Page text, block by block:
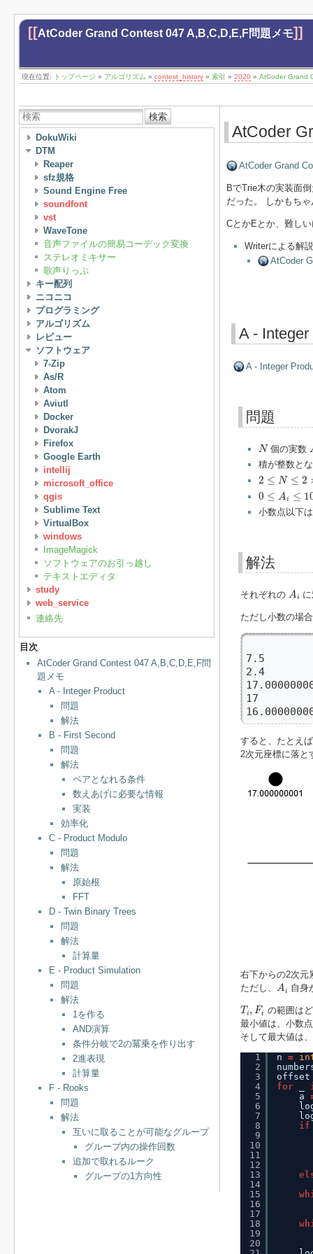
[[AtCoder Grand Contest 047 A,B,C,D,E,F問題メモ]]
現在位置: トップページ » アルゴリズム » contest_history » 索引 » 2020 » AtCoder Grand
検索
DokuWiki
DTM
Reaper
sfz規格
Sound Engine Free
soundfont
vst
WaveTone
音声ファイルの簡易コーデック変換
ステレオミキサー
歌声りっぷ
キー配列
ニコニコ
プログラミング
アルゴリズム
レビュー
ソフトウェア
7-Zip
As/R
Atom
Aviutl
Docker
DvorakJ
Firefox
Google Earth
intellij
microsoft_office
qgis
Sublime Text
VirtualBox
windows
ImageMagick
ソフトウェアのお引っ越し
テキストエディタ
study
web_service
連絡先
目次
AtCoder Grand Contest 047 A,B,C,D,E,F問
題メモ
A - Integer Product
問題
解法
B - First Second
問題
解法
ペアとなれる条件
数えあげに必要な情報
実装
効率化
C - Product Modulo
問題
解法
原始根
FFT
D - Twin Binary Trees
問題
解法
計算量
E - Product Simulation
問題
解法
1を作る
AND演算
条件分岐で2の冪乗を作り出す
2進表現
計算量
F - Rooks
問題
解法
互いに取ることが可能なグループ
グループ内の操作回数
追加で取れるルーク
グループの1方向性
AtCoder
AtCoder Grand
BでTrie木の実装面
だった。 しかもち
CとかEとか、難し
Writerによる解
AtCoder
A -
A - Integer
問題
N
N 個の実数
積が整数と
2 ≤ N ≤ 2
2 N ≤2 105
0 ≤ Ai ≤
0 ≤10
小数点以下
解法
それぞれの Ai
Ai
ただし小数の場
7.5
2.4
17
すると、たとえ
2次元座標に落と
右下からの2次元
ただし、 Ai
Ai 自身
T i, Fi
Ti, Fi
の範囲は
最小値は、小数
そして最大値は、
1
2
3
4
5
6
7
8
9
10
11
12
13
14
15
16
17
18
19
20
n =
for
a
if